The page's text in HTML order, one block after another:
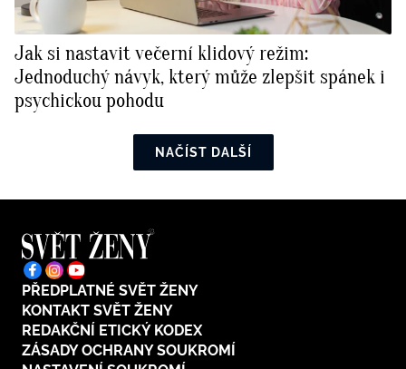
Jak si nastavit večerní klidový režim:
Jednoduchý návyk, který může zlepšit spánek i
psychickou pohodu
NAČÍST DALŠÍ
PŘEDPLATNÉ SVĚT ŽENY
KONTAKT SVĚT ŽENY
REDAKČNÍ ETICKÝ KODEX
ZÁSADY OCHRANY SOUKROMÍ